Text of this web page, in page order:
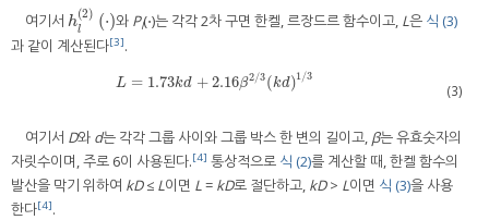
여기서 h(2)
l (⋅)
hl(2) ⋅) 와 Pl(⋅)는 각각 2차 구면 한켈, 르장드르 함수이고, L은 식 (3)
과 같이 계산된다[3].
L = 1.73kd +2.16β2/3(kd)1/3
L=1.73kd+2.16β2/3(kd)1/3 (3)
여기서 D와 d는 각각 그룹 사이와 그룹 박스 한 변의 길이고, β는 유효숫자의
자릿수이며, 주로 6이 사용된다.[4] 통상적으로 식 (2)를 계산할 때, 한켈 함수의
발산을 막기 위하여 kD≤ L이면 L= kD로 절단하고, kD> L이면 식 (3)을 사용
한다[4].